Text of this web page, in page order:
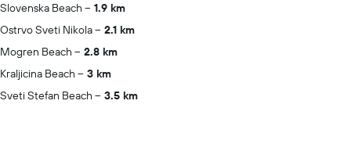
Slovenska Beach
1.9 km
Ostrvo Sveti Nikola
2.1 km
Mogren Beach
2.8 km
Kraljicina Beach
3 km
Sveti Stefan Beach
3.5 km